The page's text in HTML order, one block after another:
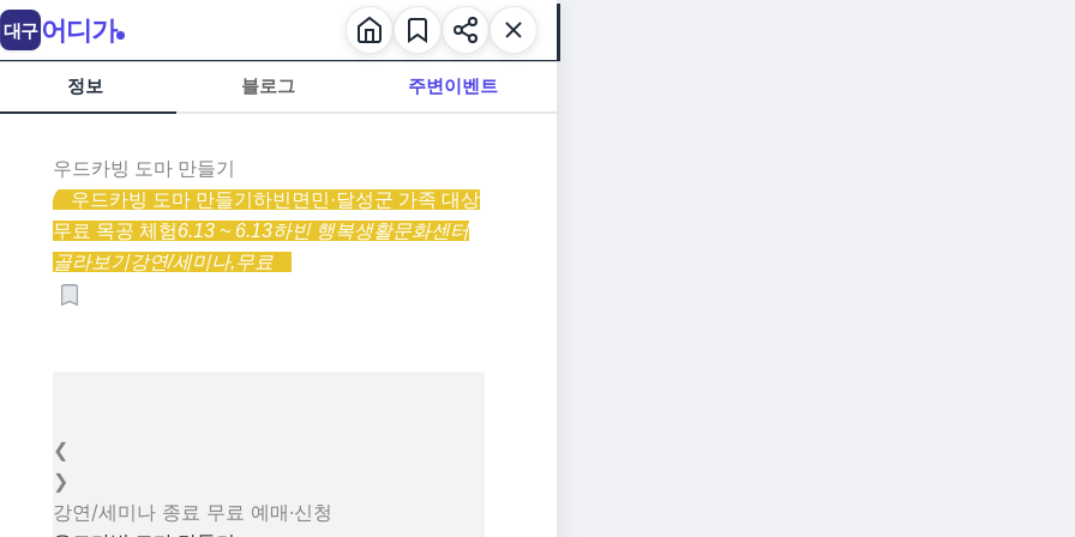
정보 블로그 주변이벤트
우드카빙 도마 만들기
우드카빙 도마 만들기 하빈면민·달성군 가족 대상
무료 목공 체험6.13 ~ 6.13하빈 행복생활문화센터
골라보기강연/세미나,무료
❮
❯
강연/세미나 종료 무료 예매·신청
대구 어디가